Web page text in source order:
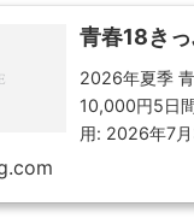
青春18き
2026年夏季
10,000円5日
用: 2026年7